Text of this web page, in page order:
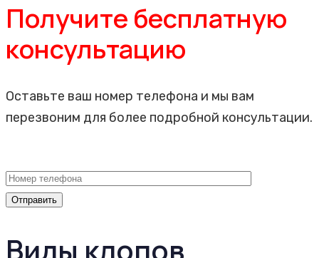
Получите бесплатную
консультацию
Оставьте ваш номер телефона и мы вам
перезвоним для более подробной консультации.
Виды клопов